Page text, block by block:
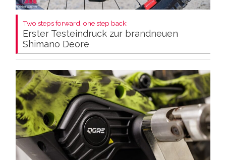
Two steps forward, one step back:
Erster Testeindruck zur brandneuen
Shimano Deore